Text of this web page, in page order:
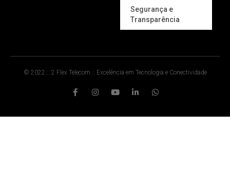
Segurança e
Transparência
© 2022 :: 2 Flex Telecom :: Excelência em Tecnologia e Conectividade